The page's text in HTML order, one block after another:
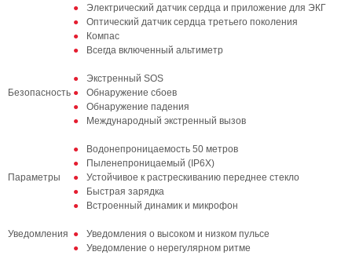
Электрический датчик сердца и приложение для ЭКГ
Оптический датчик сердца третьего поколения
Компас
Всегда включенный альтиметр
Безопасность
Экстренный SOS
Обнаружение сбоев
Обнаружение падения
Международный экстренный вызов
Параметры
Водонепроницаемость 50 метров
Пыленепроницаемый (IP6X)
Устойчивое к растрескиванию переднее стекло
Быстрая зарядка
Встроенный динамик и микрофон
Уведомления
Уведомления о высоком и низком пульсе
Уведомление о нерегулярном ритме